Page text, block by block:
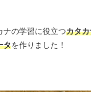
ナの学習に役立つカタ
タを作りました！